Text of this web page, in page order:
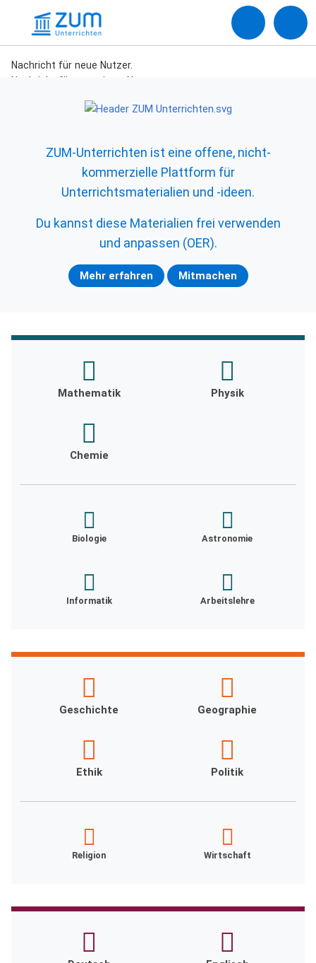
Nachricht für neue Nutzer.
Nachricht für engagierte Nutzer.
ZUM-Unterrichten ist eine offene, nicht-
kommerzielle Plattform für
Unterrichtsmaterialien und -ideen.
Du kannst diese Materialien frei verwenden
und anpassen (OER).
Mehr erfahren Mitmachen
Mathematik Physik
Chemie
Biologie Astronomie
Informatik Arbeitslehre
Geschichte Geographie
Ethik Politik
Religion Wirtschaft